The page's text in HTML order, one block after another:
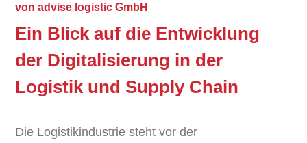
vonadvise logistic GmbH
Ein Blick auf die Entwicklung
der Digitalisierung in der
Logistik und Supply Chain
Die Logistikindustrie steht vor der